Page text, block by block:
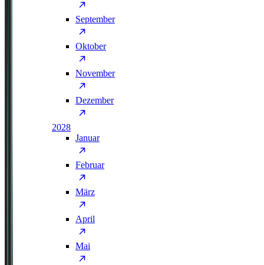
September
Oktober
November
Dezember
2028
Januar
Februar
März
April
Mai